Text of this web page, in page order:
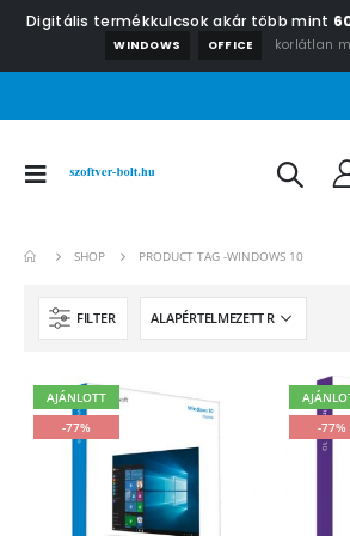
Digitális termékkulcsok akár több mint
WINDOWS OFFICE korlátlan
SHOP PRODUCT TAG -WINDOWS 10
FILTER
AJÁNLOTT
-77%
-77%